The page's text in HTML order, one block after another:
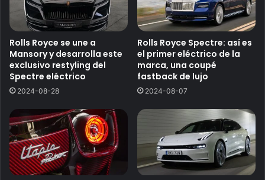
Rolls Royce se une a
Mansory y desarrolla este
exclusivo restyling del
Spectre eléctrico
2024-08-28
Rolls Royce Spectre: así es
el primer eléctrico de la
marca, una coupé
fastback de lujo
2024-08-07